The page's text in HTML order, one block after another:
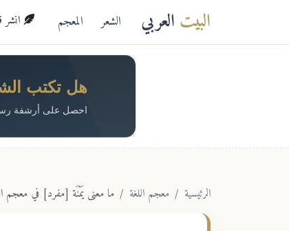
البيت العربي الشعر المعجم انشر
هل تكتب
احصل على أرشفة
الرئيسية معجم اللغة ما معنى يَمْنَة [مفرد] في معجم